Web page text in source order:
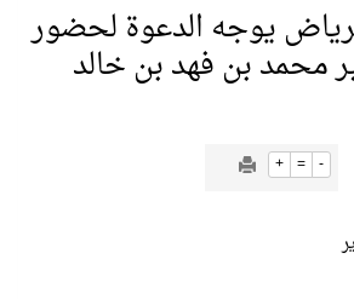
نادي النور يحقق المركز الأول في منافسات كرة السلة بالأولمبياد الخاص لدوم الرياضة للجميع
يوجه الدعوة لحضور
محمد بن فهد بن خالد
+ = -